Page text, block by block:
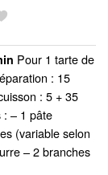
Pour 1 tarte de
: 15
: 5 + 35
: – 1 pâte
(variable selon
– 2 branches